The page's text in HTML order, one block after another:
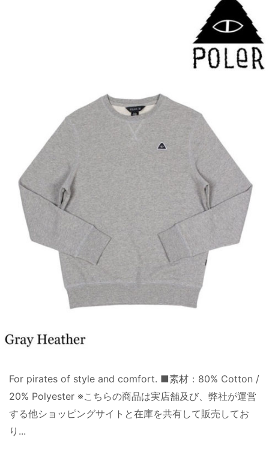
For pirates of style and comfort. ■素材：80% Cotton /
20% Polyester ※こちらの商品は実店舗及び、弊社が運営
する他ショッピングサイトと在庫を共有して販売してお
り...